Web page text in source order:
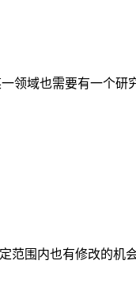
领域也需要有一个研
范围内也有修改的机